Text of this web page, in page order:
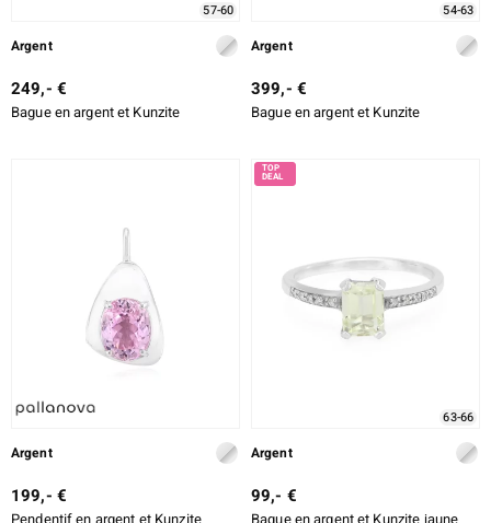
57-60
Argent
249,- €
Bague en argent et Kunzite
54-63
Argent
399,- €
Bague en argent et Kunzite
Argent
199,- €
63-66
Argent
99,- €